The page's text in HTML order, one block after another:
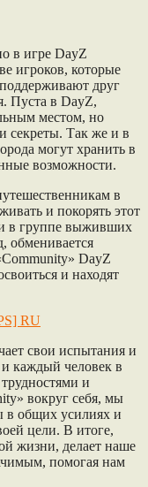
в игре DayZ
игроков, которые
друг
Пуста в DayZ,
местом, но
секреты. Так же и в
могут хранить в
возможности.
в
и покорять этот
в группе выживших
обменивается
DayZ
и находят
свои испытания и
каждый человек в
и
вокруг себя, мы
в общих усилиях и
цели. В итоге,
жизни, делает наше
помогая нам